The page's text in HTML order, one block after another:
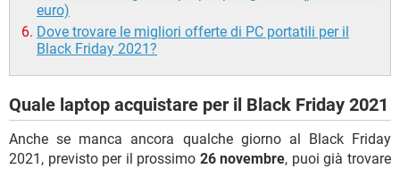
euro)
Dove trovare le migliori offerte di PC portatili per il
Black Friday 2021?
Quale laptop acquistare per il Black Friday 2021
Anche se manca ancora qualche giorno al Black Friday
2021, previsto per il prossimo 26 novembre, puoi già trovare